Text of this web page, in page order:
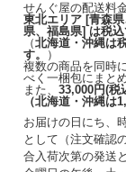
せんぐ屋の配送料金
東北エリア [青森
県、福島県] は税込
（北海道・沖縄は
す。
）
複数の商品を同時
べく一梱包にまと
また、 33,000円(税
（北海道・沖縄は
お届けの日にち、
として（注文確認の
合入荷次第の発送